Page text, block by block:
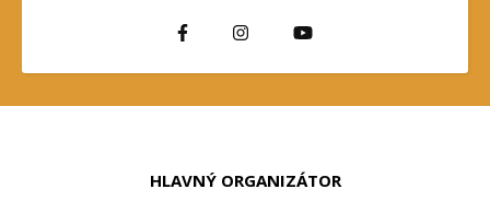
HLAVNÝ ORGANIZÁTOR